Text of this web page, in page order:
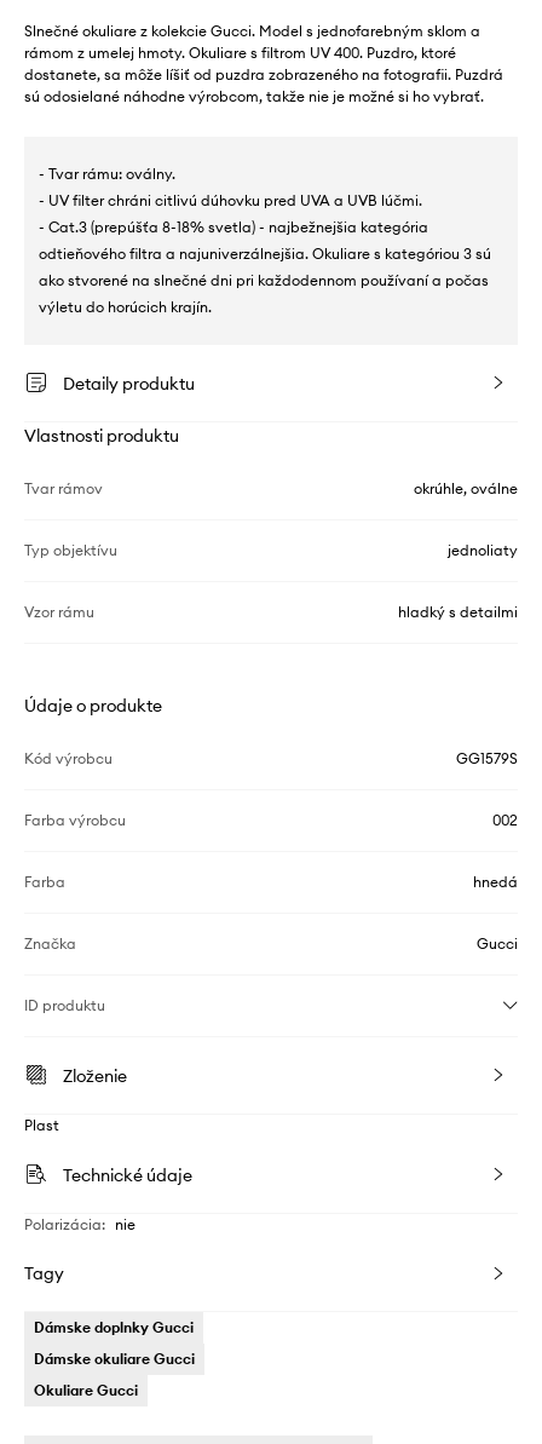
Slnečné okuliare z kolekcie Gucci. Model s jednofarebným sklom a
rámom z umelej hmoty. Okuliare s filtrom UV 400. Puzdro, ktoré
dostanete, sa môže líšiť od puzdra zobrazeného na fotografii. Puzdrá
sú odosielané náhodne výrobcom, takže nie je možné si ho vybrať.
- Tvar rámu: oválny.
- UV filter chráni citlivú dúhovku pred UVA a UVB lúčmi.
- Cat.3 (prepúšťa 8-18% svetla) - najbežnejšia kategória
odtieňového filtra a najuniverzálnejšia. Okuliare s kategóriou 3 sú
ako stvorené na slnečné dni pri každodennom používaní a počas
výletu do horúcich krajín.
Detaily produktu
Vlastnosti produktu
Tvar rámov okrúhle, oválne
Typ objektívu jednoliaty
Vzor rámu hladký s detailmi
Údaje o produkte
Kód výrobcu GG1579S
Farba výrobcu 002
Farba hnedá
Značka Gucci
ID produktu
Zloženie
Plast
Technické údaje
Polarizácia: nie
Tagy
Dámske doplnky Gucci
Dámske okuliare Gucci
Okuliare Gucci